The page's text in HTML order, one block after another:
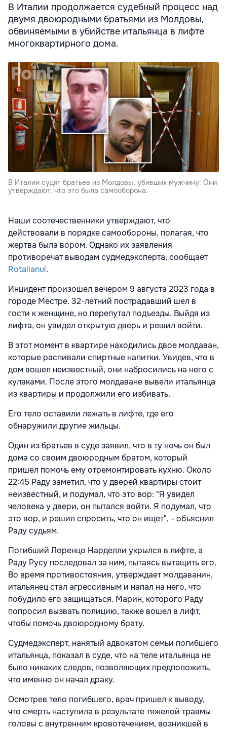
В Италии продолжается судебный процесс над
двумя двоюродными братьями из Молдовы,
обвиняемыми в убийстве итальянца в лифте
многоквартирного дома.
В Италии судят братьев из Молдовы, убивших мужчину: Они
утверждают, что это была самооборона.
Наши соотечественники утверждают, что
действовали в порядке самообороны, полагая, что
жертва была вором. Однако их заявления
противоречат выводам судмедэксперта, сообщает
Rotalianul.
Инцидент произошел вечером 9 августа 2023 года в
городе Местре. 32-летний пострадавший шел в
гости к женщине, но перепутал подъезды. Выйдя из
лифта, он увидел открытую дверь и решил войти.
В этот момент в квартире находились двое молдаван,
которые распивали спиртные напитки. Увидев, что в
дом вошел неизвестный, они набросились на него с
кулаками. После этого молдаване вывели итальянца
из квартиры и продолжили его избивать.
Его тело оставили лежать в лифте, где его
обнаружили другие жильцы.
Один из братьев в суде заявил, что в ту ночь он был
дома со своим двоюродным братом, который
пришел помочь ему отремонтировать кухню. Около
22:45 Раду заметил, что у дверей квартиры стоит
неизвестный, и подумал, что это вор: "Я увидел
человека у двери, он пытался войти. Я подумал, что
это вор, и решил спросить, что он ищет", - объяснил
Раду судьям.
Погибший Лоренцо Нарделли укрылся в лифте, а
Раду Русу последовал за ним, пытаясь вытащить его.
Во время противостояния, утверждает молдаванин,
итальянец стал агрессивным и напал на него, что
побудило его защищаться. Марин, которого Раду
попросил вызвать полицию, также вошел в лифт,
чтобы помочь двоюродному брату.
Судмедэксперт, нанятый адвокатом семьи погибшего
итальянца, показал в суде, что на теле итальянца не
было никаких следов, позволяющих предположить,
что именно он начал драку.
Осмотрев тело погибшего, врач пришел к выводу,
что смерть наступила в результате тяжелой травмы
головы с внутренним кровотечением, возникшей в